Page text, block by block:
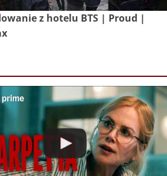
z hotelu BTS | Proud |